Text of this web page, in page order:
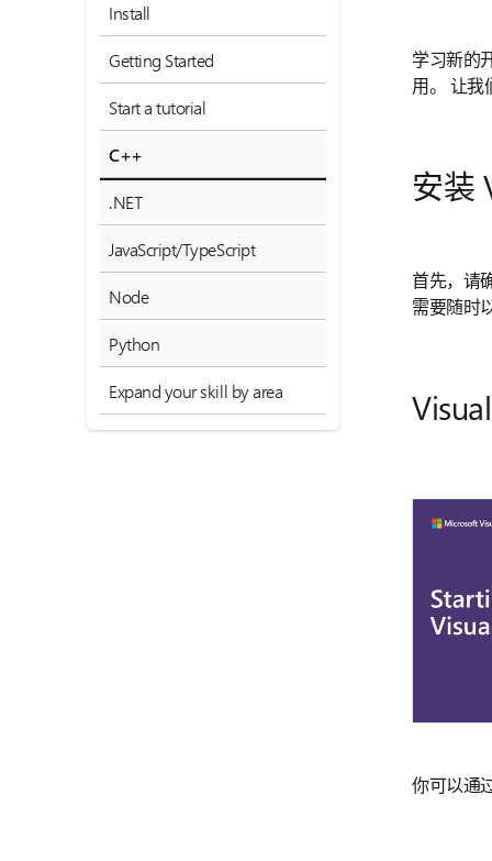
Install
Getting Started
Start a tutorial
C++
.NET
JavaScript/TypeScript
Node
Python
Expand your skill by area
学习新的
用。 让我
安装
首先，请
需要随时
你可以通